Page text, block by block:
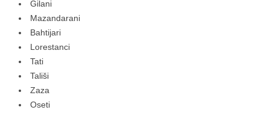
Gilani
Mazandarani
Bahtijari
Lorestanci
Tati
Tališi
Zaza
Oseti